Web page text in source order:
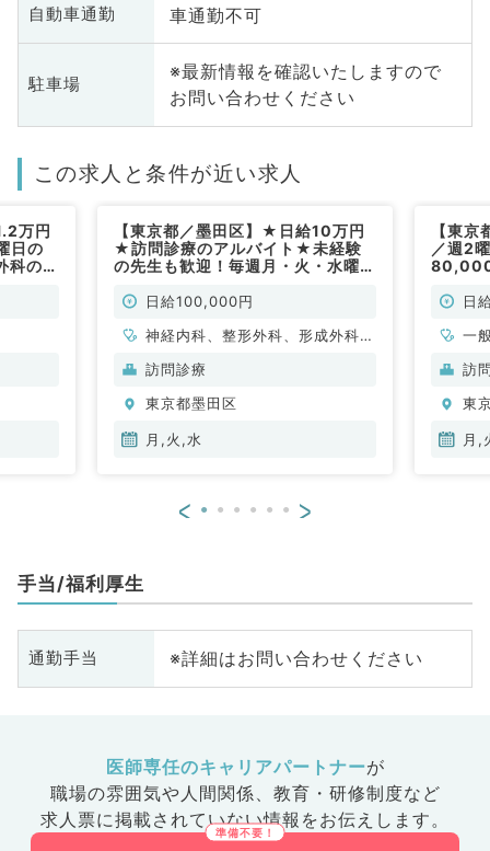
自動車通勤 車通勤不可
駐車場
※最新情報を確認いたしますので
お問い合わせください
この求人と条件が近い求人
万円
日の
科の混
【東京都／墨田区】★日給10万円
★訪問診療のアルバイト★未経験
の先生も歓迎！毎週月・火・水曜日
リニック♪（内科系,外科系／非常
日給100,000円
神経内科、整形外科、形成外科、
脳神経外科、呼吸器外科、心臓血
呼吸器内科、消化器内科、内分
泌・代謝内科、腎臓内科、老年内
原病科
訪問診療
東京都墨田区
月,火,水
【東
／週2
80,000
日
一
訪
東
月,
< >
手当/福利厚生
通勤手当 ※詳細はお問い合わせください
医師専任のキャリアパートナーが
職場の雰囲気や人間関係、 教育・研修制度など
求人票に掲載されていない情報をお伝えします。